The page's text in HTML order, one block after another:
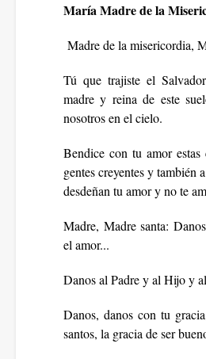
María Madre de la
Madre de la misericordia,
Tú que trajiste el
madre y reina de este
nosotros en el cielo.
Bendice con tu amor estas
gentes creyentes y también
desdeñan tu amor y no te
Madre, Madre santa:
el amor...
Danos al Padre y al Hijo y
Danos, danos con tu
santos, la gracia de ser